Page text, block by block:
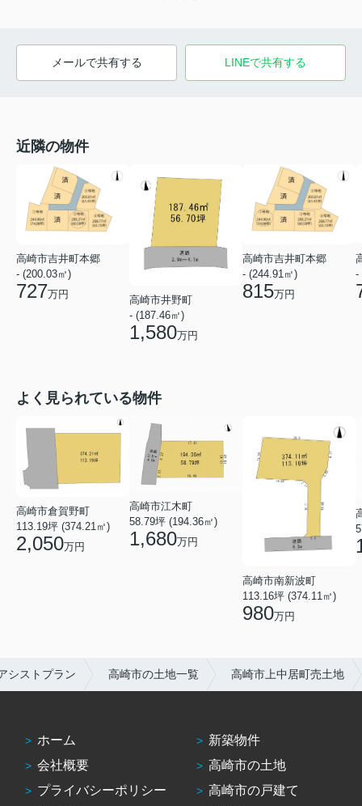
メールで共有する LINEで共有する
近隣の物件
高崎市吉井町本郷
- (200.03㎡)
727万円
高崎市井野町
- (187.46㎡)
1,580万円
高崎市吉井町本郷
- (244.91㎡)
815万円
-
よく見られている物件
高崎市倉賀野町
113.19坪 (374.21㎡)
2,050万円
高崎市江木町
58.79坪 (194.36㎡)
1,680万円
高崎市南新波町
113.16坪 (374.11㎡)
980万円
シストプラン 高崎市の土地一覧 高崎市上中居町売土地
ホーム
会社概要
プライバシーポリシー
新築物件
高崎市の土地
高崎市の戸建て